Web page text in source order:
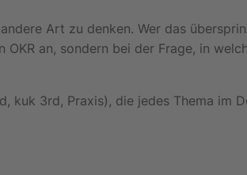
Art zu denken. Wer das
an, sondern bei der Frage, in
kuk 3rd, Praxis), die jedes Thema im